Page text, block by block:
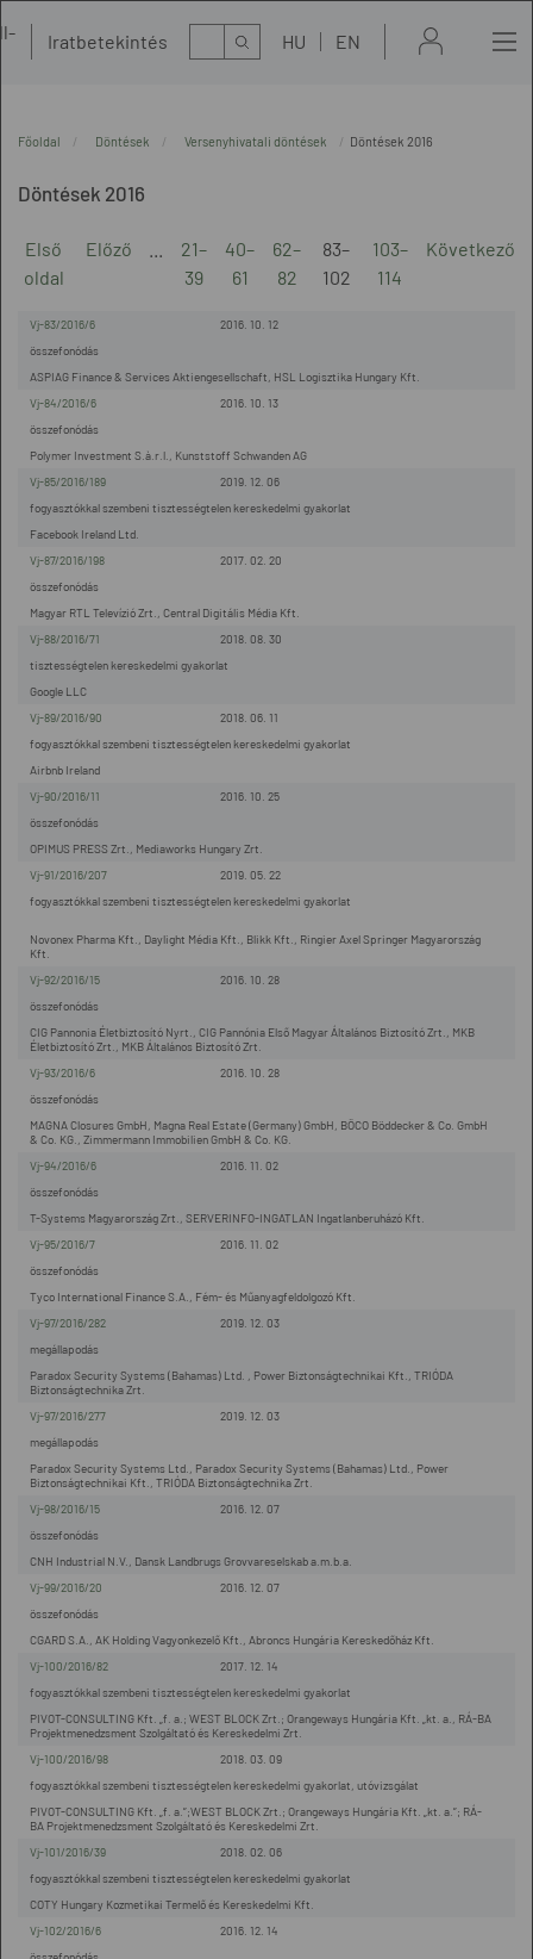
Iratbetekintés Kereső HU EN
Főoldal Döntések Versenyhivatali döntések Döntések 2016
Döntések 2016
Első
oldal
Előző
21–
39
40–
61
62–
82
83–
102
103–
114
Következő
2016. 10. 12
Vj-83/2016/6
ASPIAG Finance & Services Aktiengesellschaft, HSL Logisztika Hungary Kft.
összefonódás
2016. 10. 13
Vj-84/2016/6
Polymer Investment S.à.r.l., Kunststoff Schwanden AG
összefonódás
2019. 12. 06
Vj-85/2016/189
Facebook Ireland Ltd.
fogyasztókkal szembeni tisztességtelen kereskedelmi gyakorlat
2017. 02. 20
Vj-87/2016/198
Magyar RTL Televízió Zrt., Central Digitális Média Kft.
összefonódás
2018. 08. 30
Vj-88/2016/71
Google LLC
tisztességtelen kereskedelmi gyakorlat
2018. 06. 11
Vj-89/2016/90
Airbnb Ireland
fogyasztókkal szembeni tisztességtelen kereskedelmi gyakorlat
2016. 10. 25
Vj-90/2016/11
OPIMUS PRESS Zrt., Mediaworks Hungary Zrt.
összefonódás
2019. 05. 22
Vj-91/2016/207
Novonex Pharma Kft., Daylight Média Kft., Blikk Kft., Ringier Axel Springer Magyarország
Kft.
fogyasztókkal szembeni tisztességtelen kereskedelmi gyakorlat
2016. 10. 28
Vj-92/2016/15
CIG Pannonia Életbiztosító Nyrt., CIG Pannónia Első Magyar Általános Biztosító Zrt., MKB
Életbiztosító Zrt., MKB Általános Biztosító Zrt.
összefonódás
2016. 10. 28
Vj-93/2016/6
MAGNA Closures GmbH, Magna Real Estate (Germany) GmbH, BÖCO Böddecker & Co. GmbH
& Co. KG., Zimmermann Immobilien GmbH & Co. KG.
összefonódás
2016. 11. 02
Vj-94/2016/6
T-Systems Magyarország Zrt., SERVERINFO-INGATLAN Ingatlanberuházó Kft.
összefonódás
2016. 11. 02
Vj-95/2016/7
Tyco International Finance S.A., Fém- és Műanyagfeldolgozó Kft.
összefonódás
2019. 12. 03
Vj-97/2016/282
Paradox Security Systems (Bahamas) Ltd. , Power Biztonságtechnikai Kft., TRIÓDA
Biztonságtechnika Zrt.
megállapodás
2019. 12. 03
Vj-97/2016/277
Paradox Security Systems Ltd., Paradox Security Systems (Bahamas) Ltd., Power
Biztonságtechnikai Kft., TRIÓDA Biztonságtechnika Zrt.
megállapodás
2016. 12. 07
Vj-98/2016/15
CNH Industrial N.V., Dansk Landbrugs Grovvareselskab a.m.b.a.
összefonódás
2016. 12. 07
Vj-99/2016/20
CGARD S.A., AK Holding Vagyonkezelő Kft., Abroncs Hungária Kereskedőház Kft.
összefonódás
2017. 12. 14
Vj-100/2016/82
PIVOT-CONSULTING Kft. „f. a.; WEST BLOCK Zrt.; Orangeways Hungária Kft. „kt. a., RÁ-BA
Projektmenedzsment Szolgáltató és Kereskedelmi Zrt.
fogyasztókkal szembeni tisztességtelen kereskedelmi gyakorlat
2018. 03. 09
Vj-100/2016/98
PIVOT-CONSULTING Kft. „f. a.”;WEST BLOCK Zrt.; Orangeways Hungária Kft. „kt. a.”; RÁ-
BA Projektmenedzsment Szolgáltató és Kereskedelmi Zrt.
fogyasztókkal szembeni tisztességtelen kereskedelmi gyakorlat, utóvizsgálat
2018. 02. 06
Vj-101/2016/39
COTY Hungary Kozmetikai Termelő és Kereskedelmi Kft.
fogyasztókkal szembeni tisztességtelen kereskedelmi gyakorlat
2016. 12. 14
Vj-102/2016/6